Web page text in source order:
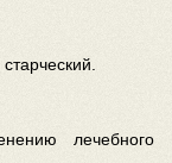
лечебного